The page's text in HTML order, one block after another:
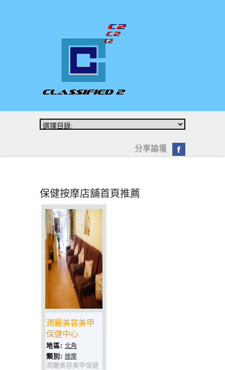
分享論壇
保健按摩店舖首頁推薦
潤麗美容美甲
保健中心
地區: 北角
類別: 按摩
潤麗美容美甲保健